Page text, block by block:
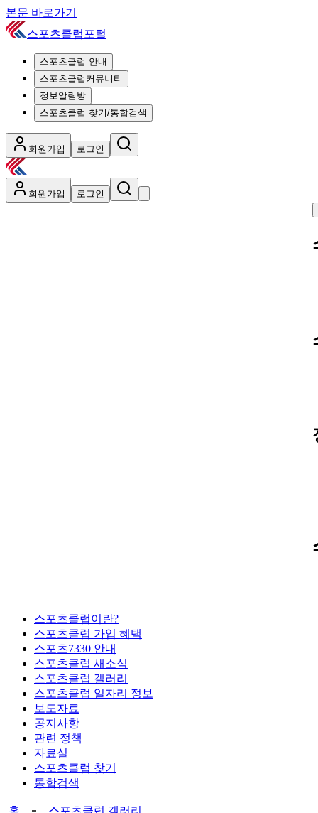
본문 바로가기
스포츠클럽포털
스포츠클럽 안내
스포츠클럽커뮤니티
정보알림방
스포츠클럽 찾기/통합검색
회원가입 로그인
회원가입 로그인
스포츠클럽이란?
스포츠클럽 가입 혜택
스포츠7330 안내
스포츠클럽 새소식
스포츠클럽 갤러리
스포츠클럽 일자리 정보
보도자료
공지사항
관련 정책
자료실
스포츠클럽 찾기
통합검색
홈 스포츠클럽 갤러리